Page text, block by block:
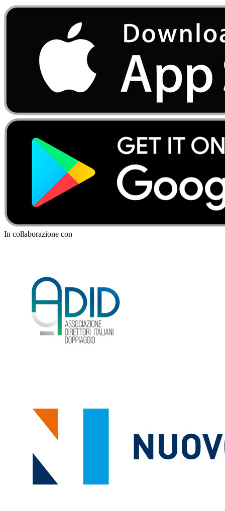
In collaborazione con